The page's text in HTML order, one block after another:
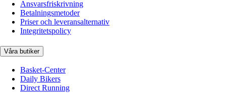
Ansvarsfriskrivning
Betalningsmetoder
Priser och leveransalternativ
Integritetspolicy
Våra butiker
Basket-Center
Daily Bikers
Direct Running